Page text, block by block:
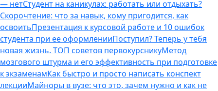
— нетСтудент на каникулах: работать или отдыхать?
Скорочтение: что за навык, кому пригодится, как
освоитьПрезентация к курсовой работе и 10 ошибок
студента при ее оформленииПоступил? Теперь у тебя
новая жизнь. ТОП советов первокурсникуМетод
мозгового штурма и его эффективность при подготовке
к экзаменамКак быстро и просто написать конспект
лекцииМайноры в вузе: что это, зачем нужно и как не